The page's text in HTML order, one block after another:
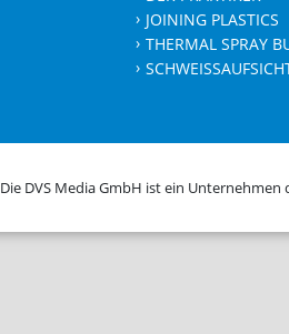
JOINING PLASTICS
THERMAL SPRAY
Die DVS Media GmbH ist ein Unternehmen